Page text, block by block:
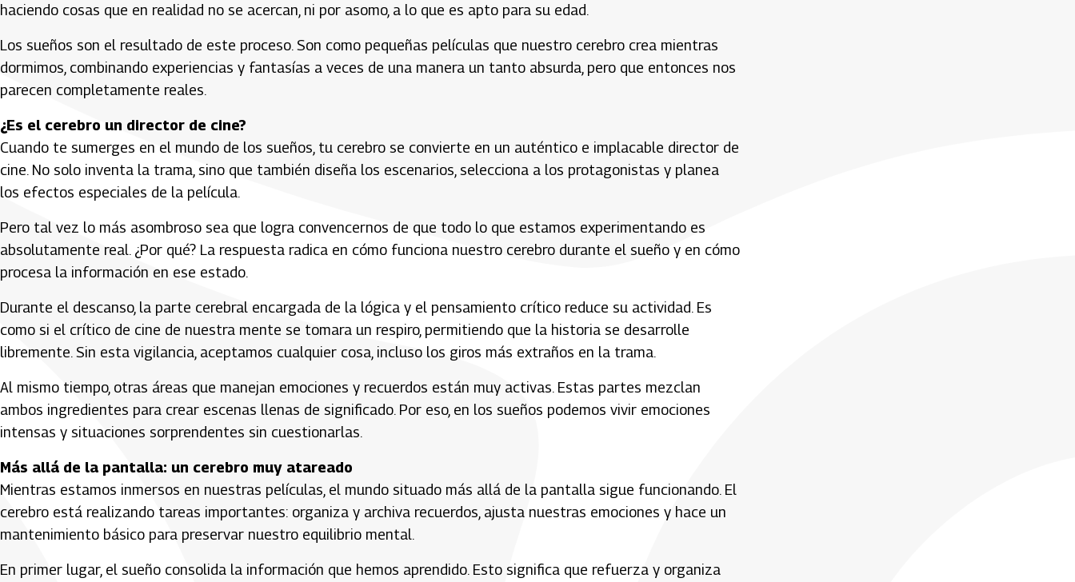
haciendo cosas que en realidad no se acercan, ni por asomo, a lo que es apto para su edad.
Los sueños son el resultado de este proceso. Son como pequeñas películas que nuestro cerebro crea mientras
dormimos, combinando experiencias y fantasías a veces de una manera un tanto absurda, pero que entonces nos
parecen completamente reales.
¿Es el cerebro un director de cine?
Cuando te sumerges en el mundo de los sueños, tu cerebro se convierte en un auténtico e implacable director de
cine. No solo inventa la trama, sino que también diseña los escenarios, selecciona a los protagonistas y planea
los efectos especiales de la película.
Pero tal vez lo más asombroso sea que logra convencernos de que todo lo que estamos experimentando es
absolutamente real. ¿Por qué? La respuesta radica en cómo funciona nuestro cerebro durante el sueño y en cómo
procesa la información en ese estado.
Durante el descanso, la parte cerebral encargada de la lógica y el pensamiento crítico reduce su actividad. Es
como si el crítico de cine de nuestra mente se tomara un respiro, permitiendo que la historia se desarrolle
libremente. Sin esta vigilancia, aceptamos cualquier cosa, incluso los giros más extraños en la trama.
Al mismo tiempo, otras áreas que manejan emociones y recuerdos están muy activas. Estas partes mezclan
ambos ingredientes para crear escenas llenas de significado. Por eso, en los sueños podemos vivir emociones
intensas y situaciones sorprendentes sin cuestionarlas.
Más allá de la pantalla: un cerebro muy atareado
Mientras estamos inmersos en nuestras películas, el mundo situado más allá de la pantalla sigue funcionando. El
cerebro está realizando tareas importantes: organiza y archiva recuerdos, ajusta nuestras emociones y hace un
mantenimiento básico para preservar nuestro equilibrio mental.
En primer lugar, el sueño consolida la información que hemos aprendido. Esto significa que refuerza y organiza